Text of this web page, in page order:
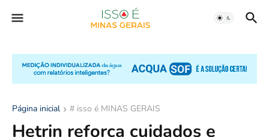
Página inicial # isso é MINAS GERAIS
Hetrin reforça cuidados e